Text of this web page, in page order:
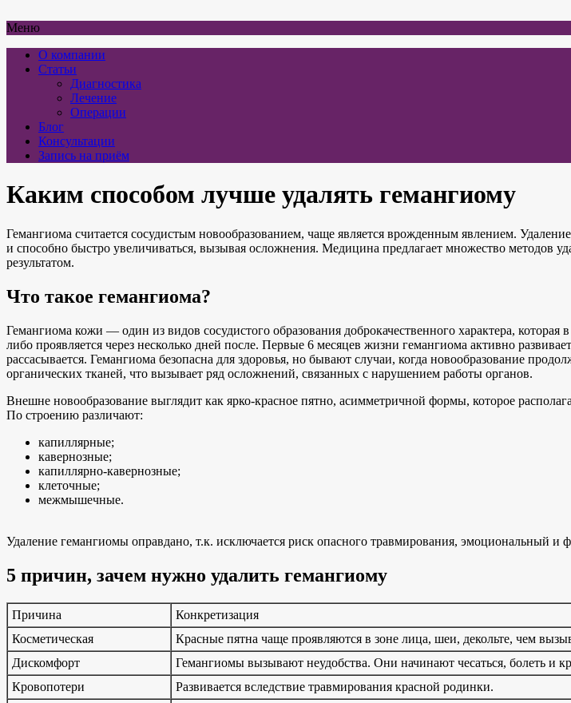
Меню
О компании
Статьи
Диагностика
Лечение
Операции
Блог
Консультации
Запись на приём
Каким способом лучше удалять гемангиому
Гемангиома считается сосудистым новообразованием, чаще является врожденным явлением.
и способно быстро увеличиваться, вызывая осложнения. Медицина предлагает множество методов
результатом.
Что такое гемангиома?
Гемангиома кожи — один из видов сосудистого образования доброкачественного характера,
либо проявляется через несколько дней после. Первые 6 месяцев жизни гемангиома активно
рассасывается. Гемангиома безопасна для здоровья, но бывают случаи, когда новообразование
органических тканей, что вызывает ряд осложнений, связанных с нарушением работы органов.
Внешне новообразование выглядит как ярко-красное пятно, асимметричной формы, которое
По строению различают:
капиллярные;
кавернозные;
капиллярно-кавернозные;
клеточные;
межмышечные.
Удаление гемангиомы оправдано, т.к. исключается риск опасного травмирования, эмоциональный
5 причин, зачем нужно удалить гемангиому
Причина
Конкретизация
Косметическая
Красные пятна чаще проявляются в зоне лица, шеи, декольте, чем
Дискомфорт
Гемангиомы вызывают неудобства. Они начинают чесаться, болеть и
Кровопотери
Развивается вследствие травмирования красной родинки.